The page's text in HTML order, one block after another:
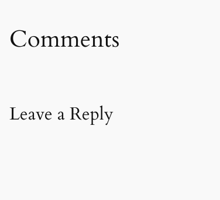
Comments
Leave a Reply